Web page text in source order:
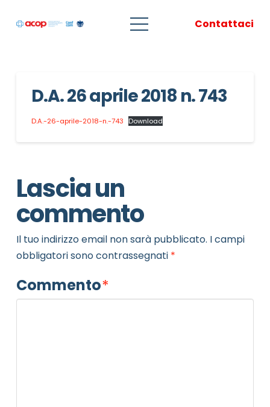
Contattaci
D.A. 26 aprile 2018 n. 743
D.A.-26-aprile-2018-n.-743 Download
Lascia un
commento
Il tuo indirizzo email non sarà pubblicato. I campi
obbligatori sono contrassegnati *
Commento*